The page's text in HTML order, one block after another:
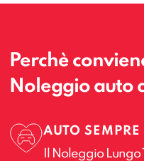
Perchè
Noleggio auto
AUTO
Il Noleggio